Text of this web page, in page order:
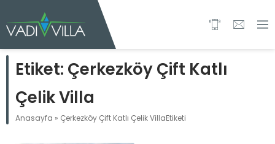
Etiket: Çerkezköy Çift Katlı
Çelik Villa
Anasayfa » Çerkezköy Çift Katlı Çelik VillaEtiketi